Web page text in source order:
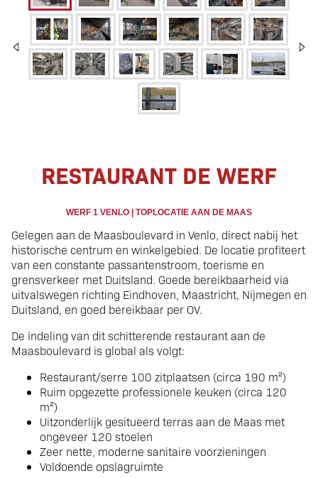
Restaurant | Maas |
Venlo
RESTAURANT DE WERF
WERF 1 VENLO | TOPLOCATIE AAN DE MAAS
Gelegen aan de Maasboulevard in Venlo, direct nabij het
historische centrum en winkelgebied. De locatie profiteert
van een constante passantenstroom, toerisme en
grensverkeer met Duitsland. Goede bereikbaarheid via
uitvalswegen richting Eindhoven, Maastricht, Nijmegen en
Duitsland, en goed bereikbaar per OV.
De indeling van dit schitterende restaurant aan de
Maasboulevard is global als volgt:
Restaurant/serre 100 zitplaatsen (circa 190 m²)
Ruim opgezette professionele keuken (circa 120
m²)
Uitzonderlijk gesitueerd terras aan de Maas met
ongeveer 120 stoelen
Zeer nette, moderne sanitaire voorzieningen
Voldoende opslagruimte